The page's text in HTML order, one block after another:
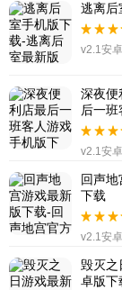
逃离后
v2.1安
深夜便
后一
v2.1安
回声
下载
v2.1安
毁灭之
卓版下